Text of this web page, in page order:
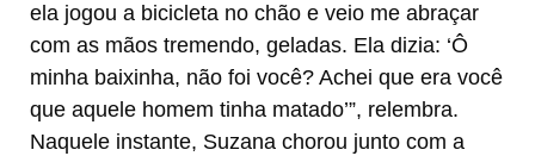
ela jogou a bicicleta no chão e veio me abraçar
com as mãos tremendo, geladas. Ela dizia: ‘Ô
minha baixinha, não foi você? Achei que era você
que aquele homem tinha matado’”, relembra.
Naquele instante, Suzana chorou junto com a